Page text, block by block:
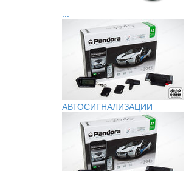
...
АВТОСИГНАЛИЗАЦИИ